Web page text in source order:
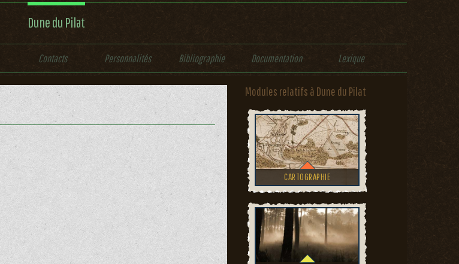
Dune du Pilat
Contacts Personnalités Bibliographie Documentation Lexique
Modules relatifs à Dune du Pilat
CARTOGRAPHIE